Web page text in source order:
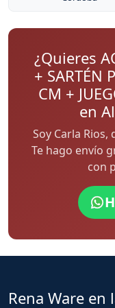
¿Quieres
+ SARTÉN
CM +
en
Soy Carla
Te hago envío
con
Rena Ware